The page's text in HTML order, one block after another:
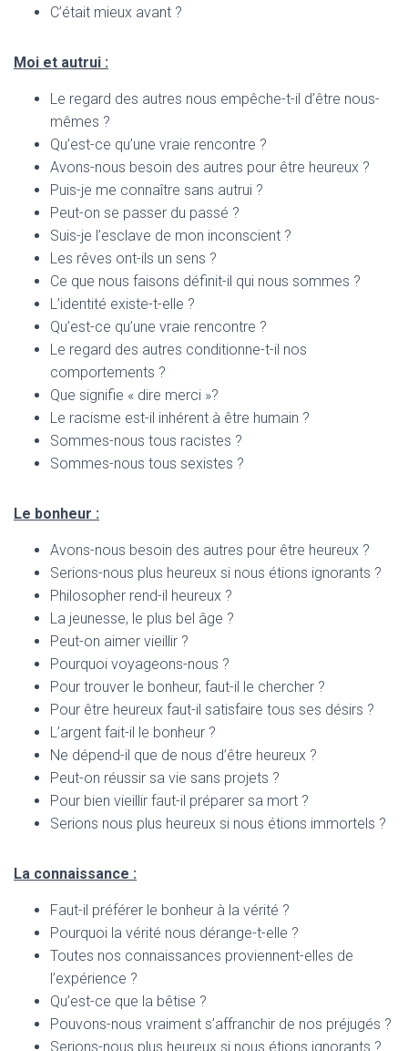
C’était mieux avant ?
Moi et autrui :
Le regard des autres nous empêche-t-il d’être nous-
mêmes ?
Qu’est-ce qu’une vraie rencontre ?
Avons-nous besoin des autres pour être heureux ?
Puis-je me connaître sans autrui ?
Peut-on se passer du passé ?
Suis-je l’esclave de mon inconscient ?
Les rêves ont-ils un sens ?
Ce que nous faisons définit-il qui nous sommes ?
L’identité existe-t-elle ?
Qu’est-ce qu’une vraie rencontre ?
Le regard des autres conditionne-t-il nos
comportements ?
Que signifie « dire merci »?
Le racisme est-il inhérent à être humain ?
Sommes-nous tous racistes ?
Sommes-nous tous sexistes ?
Le bonheur :
Avons-nous besoin des autres pour être heureux ?
Serions-nous plus heureux si nous étions ignorants ?
Philosopher rend-il heureux ?
La jeunesse, le plus bel âge ?
Peut-on aimer vieillir ?
Pourquoi voyageons-nous ?
Pour trouver le bonheur, faut-il le chercher ?
Pour être heureux faut-il satisfaire tous ses désirs ?
L’argent fait-il le bonheur ?
Ne dépend-il que de nous d’être heureux ?
Peut-on réussir sa vie sans projets ?
Pour bien vieillir faut-il préparer sa mort ?
Serions nous plus heureux si nous étions immortels ?
La connaissance :
Faut-il préférer le bonheur à la vérité ?
Pourquoi la vérité nous dérange-t-elle ?
Toutes nos connaissances proviennent-elles de
l’expérience ?
Qu’est-ce que la bêtise ?
Pouvons-nous vraiment s’affranchir de nos préjugés ?
Serions-nous plus heureux si nous étions ignorants ?